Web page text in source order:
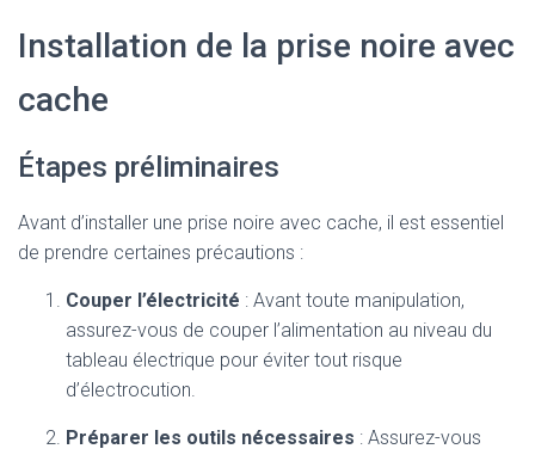
Installation de la prise noire avec
cache
Étapes préliminaires
Avant d’installer une prise noire avec cache, il est essentiel
de prendre certaines précautions :
Couper l’électricité : Avant toute manipulation,
assurez-vous de couper l’alimentation au niveau du
tableau électrique pour éviter tout risque
d’électrocution.
Préparer les outils nécessaires : Assurez-vous